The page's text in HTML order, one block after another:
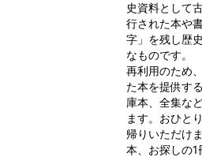
史資料として
行された本や
字」を残し歴
なものです。
再利用のため
た本を提供す
庫本、全集な
ます。おひと
帰りいただけ
本、お探しの